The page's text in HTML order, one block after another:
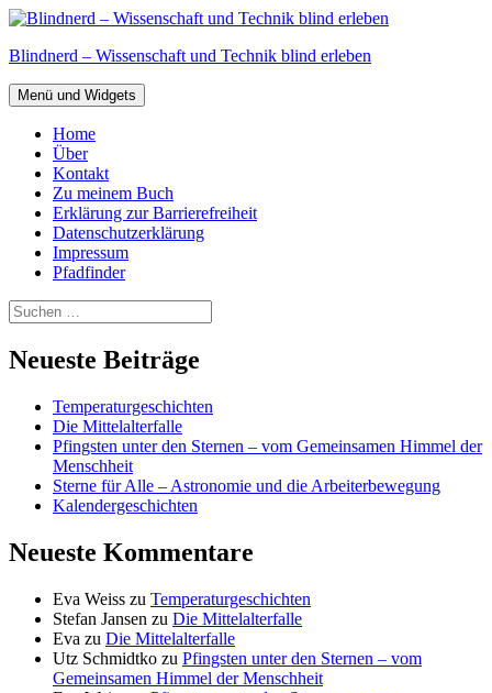
Zum
springen
Blindnerd – Wissenschaft und Technik blind erleben
Menü und Widgets
Home
Über
Kontakt
Zu meinem Buch
Erklärung zur Barrierefreiheit
Datenschutzerklärung
Impressum
Pfadfinder
Suchen
nach:
Neueste Beiträge
Temperaturgeschichten
Die Mittelalterfalle
Pfingsten unter den Sternen – vom Gemeinsamen Himmel der
Menschheit
Sterne für Alle – Astronomie und die Arbeiterbewegung
Kalendergeschichten
Neueste Kommentare
Eva Weiss zu Temperaturgeschichten
Stefan Jansen zu Die Mittelalterfalle
Eva zu Die Mittelalterfalle
Utz Schmidtko zu Pfingsten unter den Sternen – vom
Gemeinsamen Himmel der Menschheit